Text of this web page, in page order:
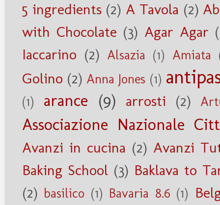
5 ingredients (2) A Tavola (2)
with Chocolate (3) Agar Agar
Iaccarino (2) Alsazia (1) Amiata
Golino (2) Anna Jones (1)
(1) arance (9) arrosti (2)
Associazione Nazionale
Avanzi in cucina (2) Avanzi
Baking School (3) Baklava to
(2) basilico (1) Bavaria 8.6 (1)